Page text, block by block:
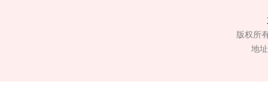
版权所
地